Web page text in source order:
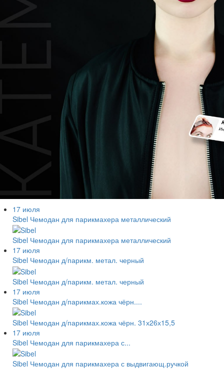
17 июля
Sibel Чемодан для парикмахера металлический
Sibel Чемодан для парикмахера металлический
17 июля
Sibel Чемодан д/парикм. метал. черный
Sibel Чемодан д/парикм. метал. черный
17 июля
Sibel Чемодан д/парикмах.кожа чёрн....
Sibel Чемодан д/парикмах.кожа чёрн. 31х26х15,5
17 июля
Sibel Чемодан для парикмахера с...
Sibel Чемодан для парикмахера с выдвигающ.ручкой